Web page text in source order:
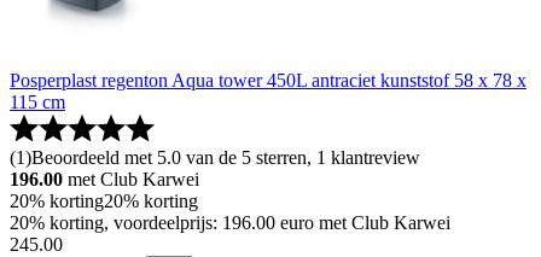
Posperplast regenton Aqua tower 450L antraciet kunststof 58 x 78 x
115 cm
(1)Beoordeeld met 5.0 van de 5 sterren, 1 klantreview
196.00 met Club Karwei
20% korting20% korting
20% korting, voordeelprijs: 196.00 euro met Club Karwei
245.00